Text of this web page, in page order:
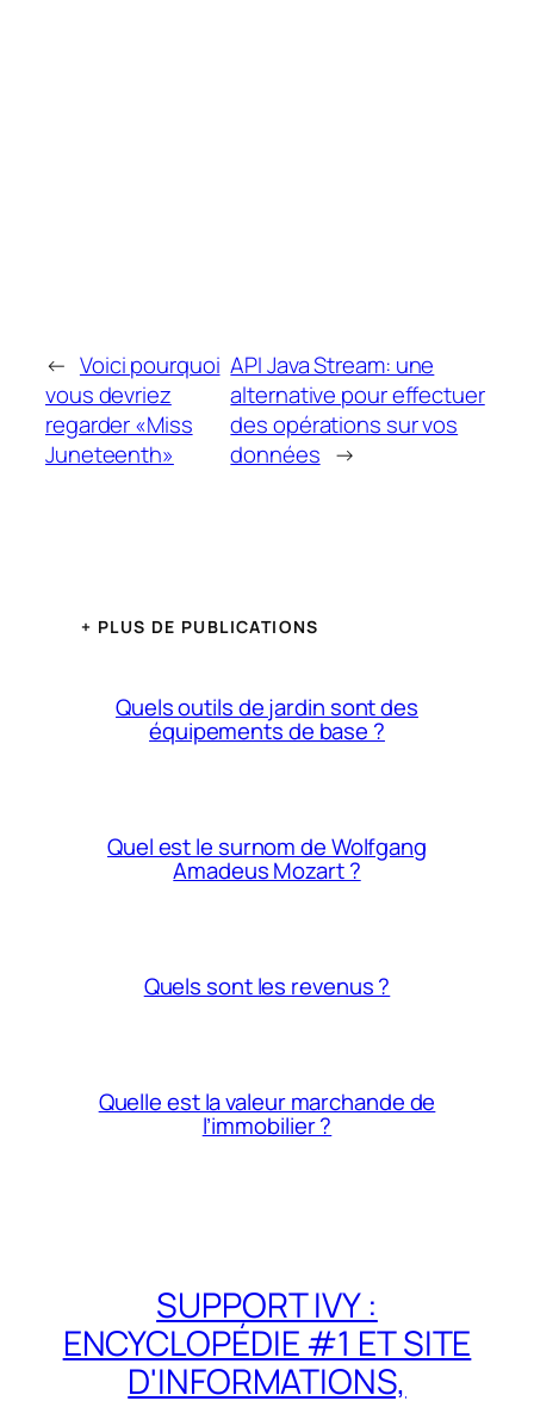
← Voici pourquoi
vous devriez
regarder «Miss
Juneteenth»
API Java Stream: une
alternative pour effectuer
des opérations sur vos
données →
+ PLUS DE PUBLICATIONS
Quels outils de jardin sont des
équipements de base ?
Quel est le surnom de Wolfgang
Amadeus Mozart ?
Quels sont les revenus ?
Quelle est la valeur marchande de
l’immobilier ?
SUPPORT IVY :
ENCYCLOPÉDIE #1 ET SITE
D'INFORMATIONS,